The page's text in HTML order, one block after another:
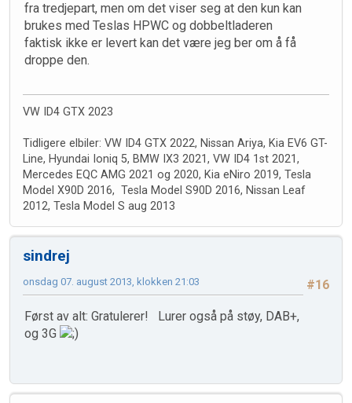
fra tredjepart, men om det viser seg at den kun kan
brukes med Teslas HPWC og dobbeltladeren
faktisk ikke er levert kan det være jeg ber om å få
droppe den.
VW ID4 GTX 2023
Tidligere elbiler: VW ID4 GTX 2022, Nissan Ariya, Kia EV6 GT-
Line, Hyundai Ioniq 5, BMW IX3 2021, VW ID4 1st 2021,
Mercedes EQC AMG 2021 og 2020, Kia eNiro 2019, Tesla
Model X90D 2016, Tesla Model S90D 2016, Nissan Leaf
2012, Tesla Model S aug 2013
sindrej
#16
onsdag 07. august 2013, klokken 21:03
Først av alt: Gratulerer! Lurer også på støy, DAB+,
og 3G